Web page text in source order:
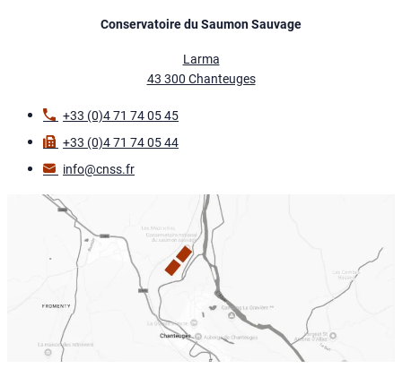
Conservatoire du Saumon Sauvage
Larma
43 300 Chanteuges
+33 (0)4 71 74 05 45
+33 (0)4 71 74 05 44
info@cnss.fr